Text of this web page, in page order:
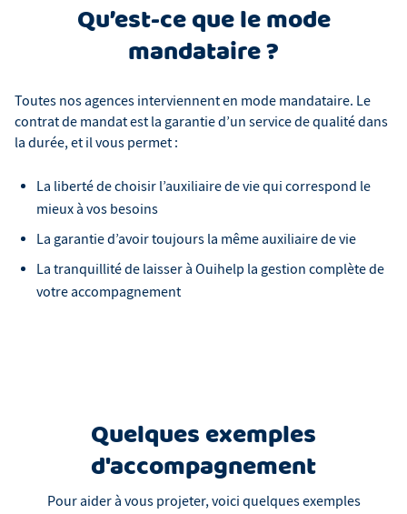
Qu’est-ce que le mode
mandataire ?
Toutes nos agences interviennent en mode mandataire. Le
contrat de mandat est la garantie d’un service de qualité dans
la durée, et il vous permet :
La liberté de choisir l’auxiliaire de vie qui correspond le
mieux à vos besoins
La garantie d’avoir toujours la même auxiliaire de vie
La tranquillité de laisser à Ouihelp la gestion complète de
votre accompagnement
Quelques exemples
d'accompagnement
Pour aider à vous projeter, voici quelques exemples